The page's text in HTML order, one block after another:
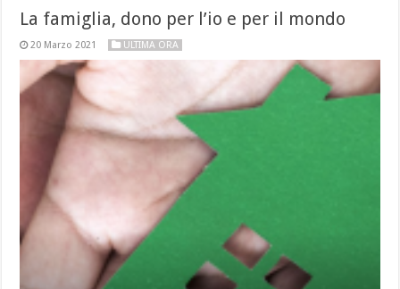
La famiglia, dono per l’io e per il mondo
20 Marzo 2021 ULTIMA ORA